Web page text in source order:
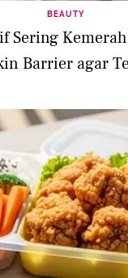
BEAUTY
Sering
Barrier agar